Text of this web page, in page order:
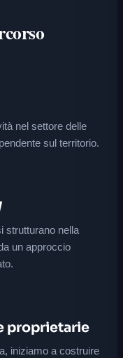
nel settore delle
sul territorio.
strutturano nella
un approccio
proprietarie
iniziamo a costruire